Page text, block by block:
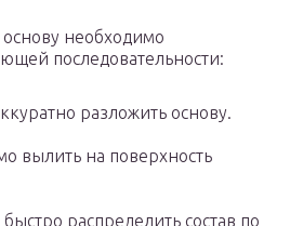
необходимо
последовательности:
разложить основу.
вылить на поверхность
распределить состав по